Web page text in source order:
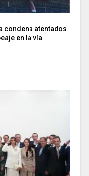
condena atentados
en la vía